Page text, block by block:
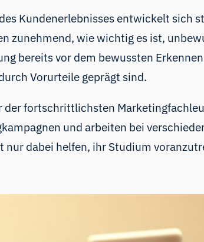
Kundenerlebnisses entwickelt sich
zunehmend, wie wichtig es ist,
bereits vor dem bewussten
Vorurteile geprägt sind.
fortschrittlichsten
und arbeiten bei
dabei helfen, ihr Studium